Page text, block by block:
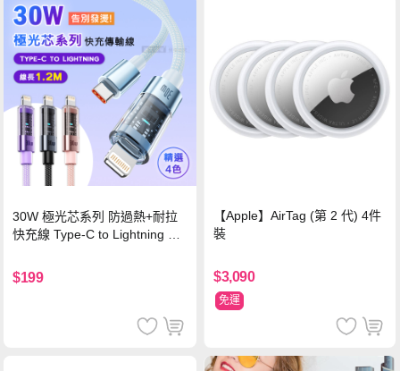
30W 極光芯系列 防過熱+耐拉
快充線 Type-C to Lightning 傳
$199
【Apple】AirTag (第 2 代) 4件
裝
$3,090
免運